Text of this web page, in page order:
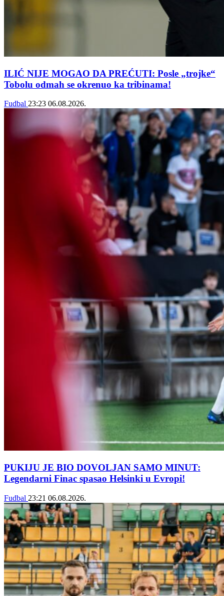
ILIĆ NIJE MOGAO DA PREĆUTI: Posle „trojke“
Tobolu odmah se okrenuo ka tribinama!
Fudbal 23:23 06.08.2026.
PUKIJU JE BIO DOVOLJAN SAMO MINUT:
Legendarni Finac spasao Helsinki u Evropi!
Fudbal 23:21 06.08.2026.